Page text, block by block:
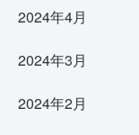
2024年4月
2024年3月
2024年2月